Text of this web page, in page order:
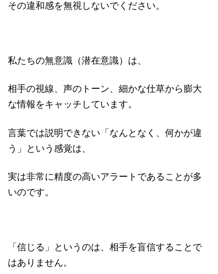
その違和感を無視しないでください。
私たちの無意識（潜在意識）は、
相手の視線、声のトーン、細かな仕草から膨大
な情報をキャッチしています。
言葉では説明できない「なんとなく、何かが違
う」という感覚は、
実は非常に精度の高いアラートであることが多
いのです。
「信じる」というのは、相手を盲信することで
はありません。